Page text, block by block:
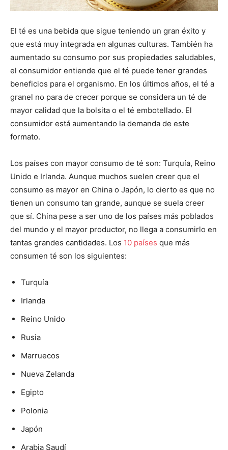
El té es una bebida que sigue teniendo un gran éxito y
que está muy integrada en algunas culturas. También ha
aumentado su consumo por sus propiedades saludables,
el consumidor entiende que el té puede tener grandes
beneficios para el organismo. En los últimos años, el té a
granel no para de crecer porque se considera un té de
mayor calidad que la bolsita o el té embotellado. El
consumidor está aumentando la demanda de este
formato.
Los países con mayor consumo de té son: Turquía, Reino
Unido e Irlanda. Aunque muchos suelen creer que el
consumo es mayor en China o Japón, lo cierto es que no
tienen un consumo tan grande, aunque se suela creer
que sí. China pese a ser uno de los países más poblados
del mundo y el mayor productor, no llega a consumirlo en
tantas grandes cantidades. Los 10 países que más
consumen té son los siguientes:
Turquía
Irlanda
Reino Unido
Rusia
Marruecos
Nueva Zelanda
Egipto
Polonia
Japón
Arabia Saudí